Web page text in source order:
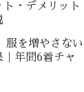
・デメリット
服を増やさない
｜年間6着チャ